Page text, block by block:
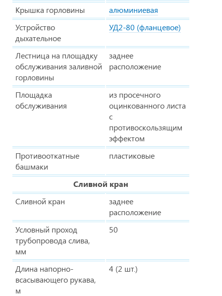
Крышка горловины
алюминиевая
Устройство
дыхательное
УД2-80 (фланцевое)
Лестница на площадку
обслуживания заливной
горловины
заднее
расположение
Площадка
обслуживания
из просечного
оцинкованного листа
с
противоскользящим
эффектом
Противооткатные
башмаки
пластиковые
Сливной кран
Сливной кран
заднее
расположение
Условный проход
трубопровода слива,
мм
50
Длина напорно-
всасывающего рукава,
м
4 (2 шт.)